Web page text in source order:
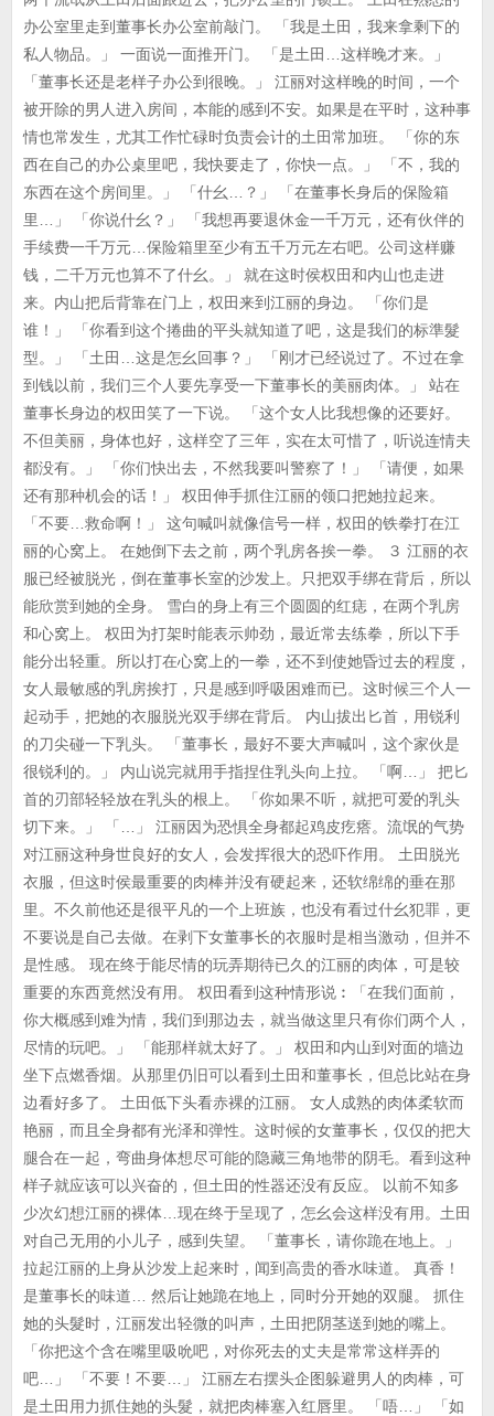
办公室里走到董事长办公室前敲门。 「我是土田，我来拿剩下的
私人物品。」 一面说一面推开门。 「是土田…这样晚才来。」
「董事长还是老样子办公到很晚。」 江丽对这样晚的时间，一个
被开除的男人进入房间，本能的感到不安。如果是在平时，这种事
情也常发生，尤其工作忙碌时负责会计的土田常加班。 「你的东
西在自己的办公桌里吧，我快要走了，你快一点。」 「不，我的
东西在这个房间里。」 「什幺…？」 「在董事长身后的保险箱
里…」 「你说什幺？」 「我想再要退休金一千万元，还有伙伴的
手续费一千万元…保险箱里至少有五千万元左右吧。公司这样赚
钱，二千万元也算不了什幺。」 就在这时侯权田和内山也走进
来。内山把后背靠在门上，权田来到江丽的身边。 「你们是
谁！」 「你看到这个捲曲的平头就知道了吧，这是我们的标準髮
型。」 「土田…这是怎幺回事？」 「刚才已经说过了。不过在拿
到钱以前，我们三个人要先享受一下董事长的美丽肉体。」 站在
董事长身边的权田笑了一下说。 「这个女人比我想像的还要好。
不但美丽，身体也好，这样空了三年，实在太可惜了，听说连情夫
都没有。」 「你们快出去，不然我要叫警察了！」 「请便，如果
还有那种机会的话！」 权田伸手抓住江丽的领口把她拉起来。
「不要…救命啊！」 这句喊叫就像信号一样，权田的铁拳打在江
丽的心窝上。 在她倒下去之前，两个乳房各挨一拳。 ３ 江丽的衣
服已经被脱光，倒在董事长室的沙发上。只把双手绑在背后，所以
能欣赏到她的全身。 雪白的身上有三个圆圆的红痣，在两个乳房
和心窝上。 权田为打架时能表示帅劲，最近常去练拳，所以下手
能分出轻重。所以打在心窝上的一拳，还不到使她昏过去的程度，
女人最敏感的乳房挨打，只是感到呼吸困难而已。这时候三个人一
起动手，把她的衣服脱光双手绑在背后。 内山拔出匕首，用锐利
的刀尖碰一下乳头。 「董事长，最好不要大声喊叫，这个家伙是
很锐利的。」 内山说完就用手指捏住乳头向上拉。 「啊…」 把匕
首的刃部轻轻放在乳头的根上。 「你如果不听，就把可爱的乳头
切下来。」 「…」 江丽因为恐惧全身都起鸡皮疙瘩。流氓的气势
对江丽这种身世良好的女人，会发挥很大的恐吓作用。 土田脱光
衣服，但这时侯最重要的肉棒并没有硬起来，还软绵绵的垂在那
里。不久前他还是很平凡的一个上班族，也没有看过什幺犯罪，更
不要说是自己去做。在剥下女董事长的衣服时是相当激动，但并不
是性感。 现在终于能尽情的玩弄期待已久的江丽的肉体，可是较
重要的东西竟然没有用。 权田看到这种情形说︰「在我们面前，
你大概感到难为情，我们到那边去，就当做这里只有你们两个人，
尽情的玩吧。」 「能那样就太好了。」 权田和内山到对面的墙边
坐下点燃香烟。从那里仍旧可以看到土田和董事长，但总比站在身
边看好多了。 土田低下头看赤裸的江丽。 女人成熟的肉体柔软而
艳丽，而且全身都有光泽和弹性。这时候的女董事长，仅仅的把大
腿合在一起，弯曲身体想尽可能的隐藏三角地带的阴毛。看到这种
样子就应该可以兴奋的，但土田的性器还没有反应。 以前不知多
少次幻想江丽的裸体…现在终于呈现了，怎幺会这样没有用。土田
对自己无用的小儿子，感到失望。 「董事长，请你跪在地上。」
拉起江丽的上身从沙发上起来时，闻到高贵的香水味道。 真香！
是董事长的味道… 然后让她跪在地上，同时分开她的双腿。 抓住
她的头髮时，江丽发出轻微的叫声，土田把阴茎送到她的嘴上。
「你把这个含在嘴里吸吮吧，对你死去的丈夫是常常这样弄的
吧…」 「不要！不要…」 江丽左右摆头企图躲避男人的肉棒，可
是土田用力抓住她的头髮，就把肉棒塞入红唇里。 「唔…」 「如